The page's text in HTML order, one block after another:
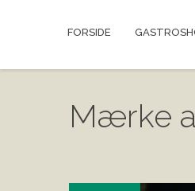
FORSIDE
Mærke